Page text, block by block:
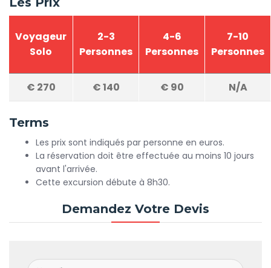
Voyageur
Solo
2-3
Personnes
4-6
Personnes
7-10
Personnes
€ 270 €140 € 90 N/A
Terms
Les prix sont indiqués par personne en euros.
La réservation doit être effectuée au moins 10 jours
avant l'arrivée.
Cette excursion débute à 8h30.
Demandez Votre Devis